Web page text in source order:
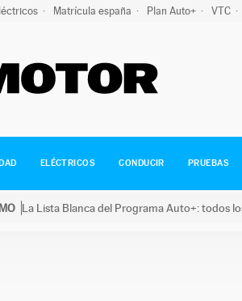
Matrícula españa Plan Auto+ VTC
ELÉCTRICOS CONDUCIR PRUEBAS
La Lista Blanca del Programa Auto+: todos